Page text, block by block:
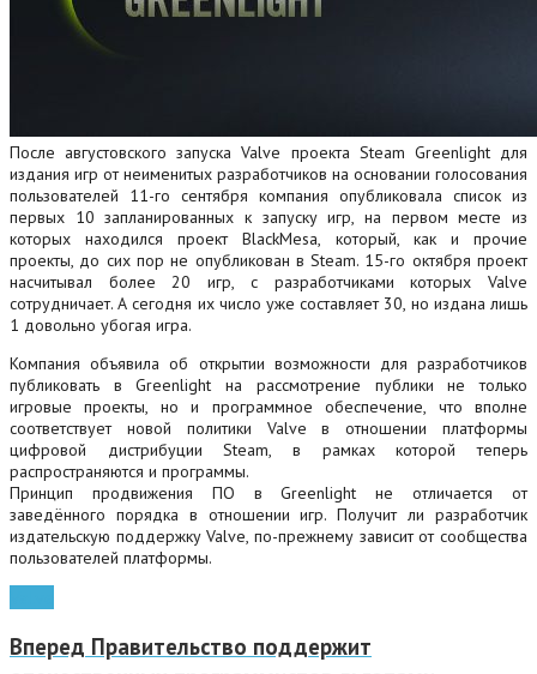
После августовского запуска Valve проекта Steam Greenlight для
издания игр от неименитых разработчиков на основании голосования
пользователей 11-го сентября компания опубликовала список из
первых 10 запланированных к запуску игр, на первом месте из
которых находился проект BlackMesa, который, как и прочие
проекты, до сих пор не опубликован в Steam. 15-го октября проект
насчитывал более 20 игр, с разработчиками которых Valve
сотрудничает. А сегодня их число уже составляет 30, но издана лишь
1 довольно убогая игра.
Компания объявила об открытии возможности для разработчиков
публиковать в Greenlight на рассмотрение публики не только
игровые проекты, но и программное обеспечение, что вполне
соответствует новой политики Valve в отношении платформы
цифровой дистрибуции Steam, в рамках которой теперь
распространяются и программы.
Принцип продвижения ПО в Greenlight не отличается от
заведённого порядка в отношении игр. Получит ли разработчик
издательскую поддержку Valve, по-прежнему зависит от сообщества
пользователей платформы.
Вперед Правительство поддержит